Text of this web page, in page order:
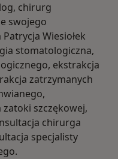
chirurg
swojego
Wiesiołek
stomatologiczna,
ekstrakcja
zatrzymanych
szczękowej,
chirurga
specjalisty